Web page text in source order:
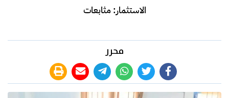
الاستثمار: مثابعات
محرر